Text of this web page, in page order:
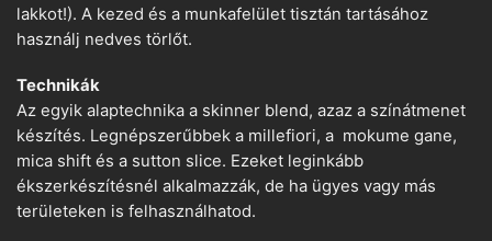
lakkot!). A kezed és a munkafelület tisztán tartásához
használj nedves törlőt.
Technikák
Az egyik alaptechnika a skinner blend, azaz a színátmenet
készítés. Legnépszerűbbek a millefiori, a mokume gane,
mica shift és a sutton slice. Ezeket leginkább
ékszerkészítésnél alkalmazzák, de ha ügyes vagy más
területeken is felhasználhatod.